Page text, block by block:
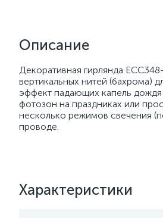
Описание
Декоративная гирлянда
вертикальных нитей (бахрома)
эффект падающих капель
фотозон на праздниках или
несколько режимов свечения
проводе.
Характеристики